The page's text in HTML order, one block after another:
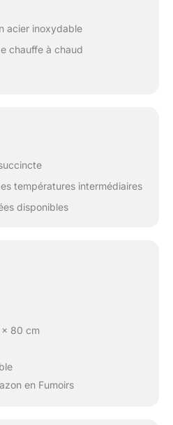
préparer la base de
pour un barbecue. Puis
volet placé devant le
foyer et le débit de
fumée est régulé par le
volet placé dans la
acier inoxydable
chauffe à chaud
températures intermédiaires
disponibles
x 80 cm
en Fumoirs